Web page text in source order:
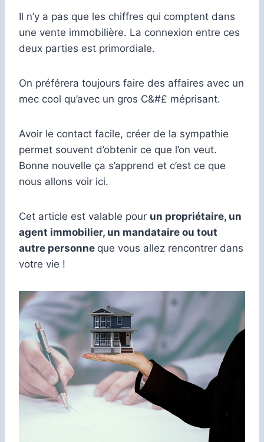
Il n’y a pas que les chiffres qui comptent dans
une vente immobilière. La connexion entre ces
deux parties est primordiale.
On préférera toujours faire des affaires avec un
mec cool qu’avec un gros C&#£ méprisant.
Avoir le contact facile, créer de la sympathie
permet souvent d’obtenir ce que l’on veut.
Bonne nouvelle ça s’apprend et c’est ce que
nous allons voir ici.
Cet article est valable pour un propriétaire, un
agent immobilier, un mandataire ou tout
autre personne que vous allez rencontrer dans
votre vie !